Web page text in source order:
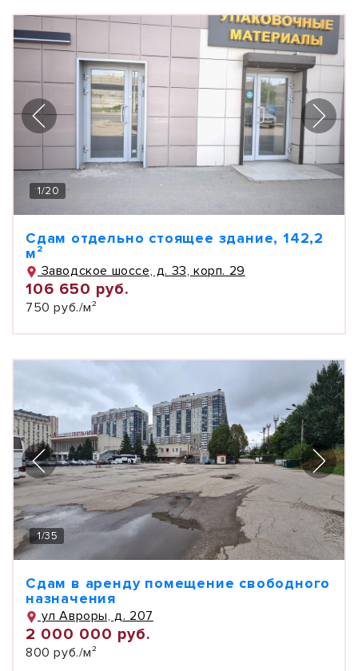
1/20
Сдам отдельно стоящее здание, 142,2
м²
Заводское шоссе, д. 33, корп. 29
106 650 руб.
750 руб./м²
1/35
Сдам в аренду помещение свободного
назначения
ул Авроры, д. 207
2 000 000 руб.
800 руб./м²